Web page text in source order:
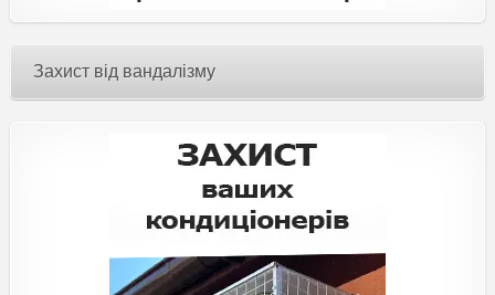
Захист від вандалізму